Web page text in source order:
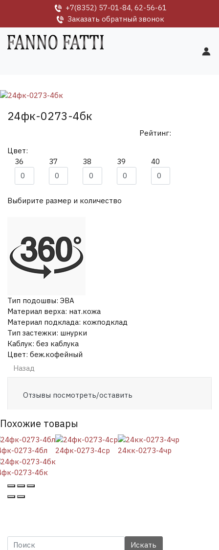
+7(8352) 57-01-84, 62-56-61
Заказать обратный звонок
24фк-0273-4бк
Рейтинг:
Цвет:
36
37 38 39 40
Выбирите размер и количество
Тип подошвы: ЭВА
Материал верха: нат.кожа
Материал подклада: кожподклад
Тип застежки: шнурки
Каблук: без каблука
Цвет: беж.кофейный
Отзывы посмотреть/оставить
Похожие товары
0273-4бл 24фк-0273-4ср 24кк-0273-4чр
0273-4бк